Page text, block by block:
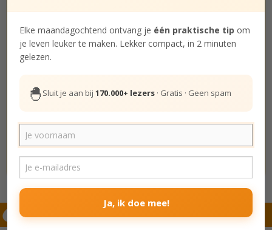
Beetje oneens
Eens
Helemaal eens
✓ 29 korte stellingen · ±3 minuten · je gelukstype per mail
Hierna lezen
Elke maandagochtend ontvang je één praktische tip om
je leven leuker te maken. Lekker compact, in 2 minuten
gelezen.
🐣 Sluit je aan bij 170.000+ lezers · Gratis · Geen spam
Ja, ik doe mee!